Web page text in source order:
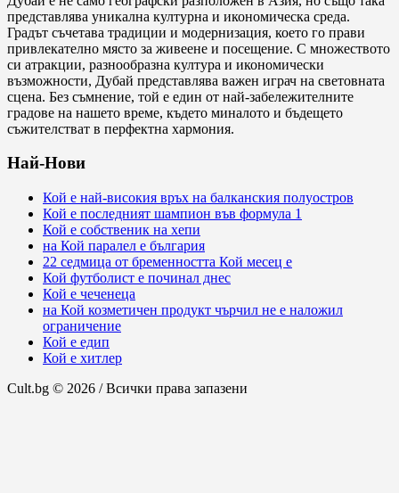
представлява уникална културна и икономическа среда.
Градът съчетава традиции и модернизация, което го прави
привлекателно място за живеене и посещение. С множеството
си атракции, разнообразна култура и икономически
възможности, Дубай представлява важен играч на световната
сцена. Без съмнение, той е един от най-забележителните
градове на нашето време, където миналото и бъдещето
съжителстват в перфектна хармония.
Най-Нови
Кой е най-високия връх на балканския полуостров
Кой е последният шампион във формула 1
Кой е собственик на хепи
на Кой паралел е българия
22 седмица от бременността Кой месец е
Кой футболист е починал днес
Кой е чеченеца
на Кой козметичен продукт чърчил не е наложил
ограничение
Кой е едип
Кой е хитлер
Cult.bg © 2026 / Всички права запазени